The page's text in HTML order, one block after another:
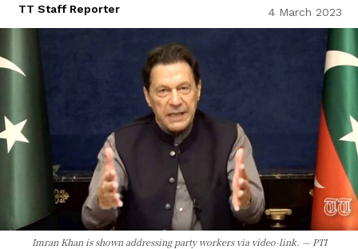
4 March 2023
TT Staff Reporter
Imran Khan is shown addressing party workers via video-link. — PTI